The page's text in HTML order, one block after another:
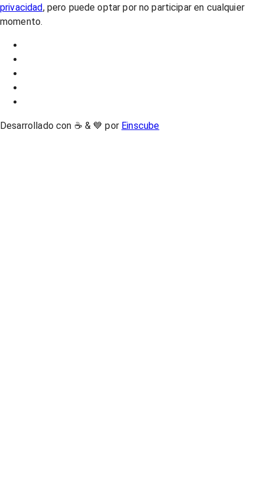
privacidad, pero puede optar por no participar en cualquier
momento.
Desarrollado con ☕ & 💙 por Einscube